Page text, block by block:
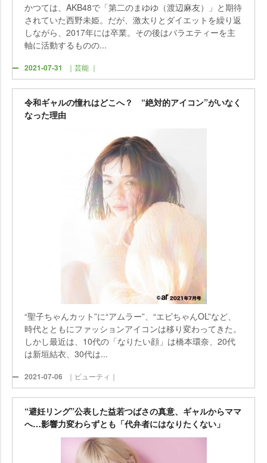
かつては、AKB48で「第二のまゆゆ（渡辺麻友）」と期待
されていた西野未姫。だが、激太りとダイエットを繰り返
しながら、2017年には卒業。その後はバラエティーを主
軸に活動するものの...
2021-07-31 ｜芸能 ｜
令和ギャルの憧れはどこへ？ “絶対的アイコン”がいなく
なった理由
“聖子ちゃんカット”に“アムラー”、“エビちゃんOL”など、
時代とともにファッションアイコンは移り変わってきた。
しかし最近は、10代の「なりたい顔」は橋本環奈、20代
は新垣結衣、30代は...
2021-07-06 ｜ビューティ｜
“避妊リング”公表した益若つばさの真意、ギャルからママ
へ…影響力変わらずとも「代弁者にはなりたくない」